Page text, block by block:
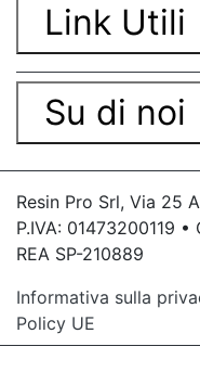
Link Utili
Su di noi
Resin Pro Srl, Via 25
P.IVA: 01473200119
REA SP-210889
Informativa sulla
Policy UE